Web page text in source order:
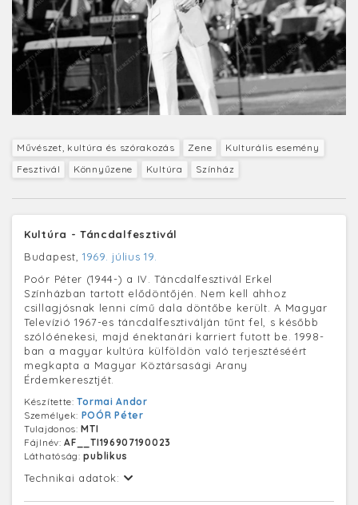
Művészet, kultúra és szórakozás Zene
Kulturális esemény
Fesztivál
Könnyűzene Kultúra Színház
Kultúra - Táncdalfesztivál
Budapest, 1969. július 19.
Poór Péter (1944-) a IV. Táncdalfesztivál Erkel
Színházban tartott elődöntőjén. Nem kell ahhoz
csillagjósnak lenni című dala döntőbe került. A Magyar
Televízió 1967-es táncdalfesztiválján tűnt fel, s később
szólóénekesi, majd énektanári karriert futott be. 1998-
ban a magyar kultúra külföldön való terjesztéséért
megkapta a Magyar Köztársasági Arany
Érdemkeresztjét.
Készítette:Tormai Andor
Személyek: POÓR Péter
Tulajdonos:MTI
Fájlnév:AF__TI196907190023
Láthatóság:publikus
Technikai adatok: